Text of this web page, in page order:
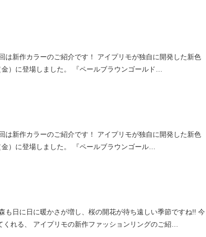
は新作カラーのご紹介です！ アイプリモが独自に開発した新色
）に登場しました。 『ペールブラウンゴールド…
は新作カラーのご紹介です！ アイプリモが独自に開発した新色
）に登場しました。 『ペールブラウンゴール…
も日に日に暖かさが増し、桜の開花が待ち遠しい季節ですね!! 今
れる、 アイプリモの新作ファッションリングのご紹…